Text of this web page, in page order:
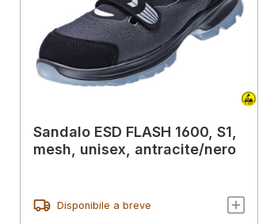
Sandalo ESD FLASH 1600, S1,
mesh, unisex, antracite/nero
Disponibile a breve